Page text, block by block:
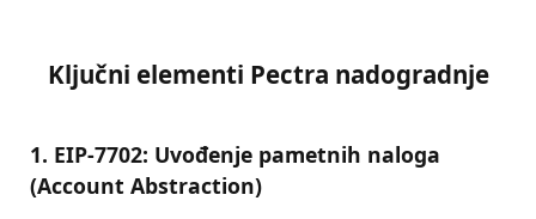
Ključni elementi Pectra nadogradnje
1. EIP-7702: Uvođenje pametnih naloga
(Account Abstraction)